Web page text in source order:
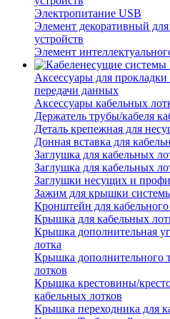
Электропитание USB
Элемент декоративный
устройств
Элемент
Аксессуары для прокладки
передачи данных
Аксессуары кабельных
Держатель трубы/кабеля
Деталь крепежная для
Донная вставка для
Заглушка для кабельных
Заглушка для кабельных
Заглушки несущих и
Зажим для крышки
Кронштейн для кабельного
Крышка для кабельных
Крышка дополнительная
лотка
Крышка дополнительного
лотков
Крышка крестовины/
кабельных лотков
Крышка переходника для